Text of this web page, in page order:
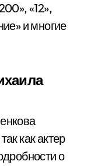
«12»,
и многие
как актер
о